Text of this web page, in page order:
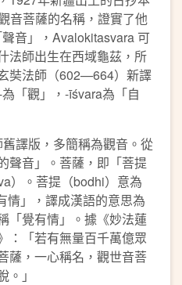
音菩薩的名稱，證實了他
音」，Avalokitasvara 可
法師出生在西域龜茲，所
奘法師（602—664）新譯
「觀」，-īśvara為「自
譯版，多簡稱為觀音。從
聲音」。菩薩，即「菩提
）。菩提（bodhi）意為
情」，譯成漢語的意思為
「覺有情」。據《妙法蓮
：「若有無量百千萬億眾
薩，一心稱名，觀世音菩
」